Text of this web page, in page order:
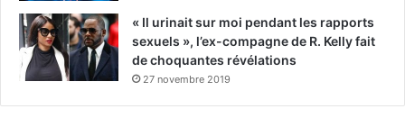
« Il urinait sur moi pendant les rapports
sexuels », l’ex-compagne de R. Kelly fait
de choquantes révélations
27 novembre 2019